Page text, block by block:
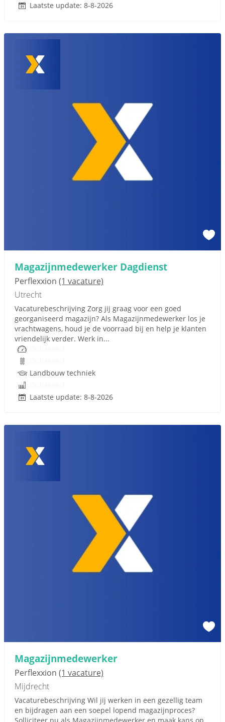
Laatste update: 8-8-2026
Magazijnmedewerker Dagdienst
Perflexxion (1 vacature)
Utrecht
Vacaturebeschrijving Zorg jij graag voor een goed
georganiseerd magazijn? Als Magazijnmedewerker los je
vrachtwagens, houd je de voorraad bij en help je klanten
vriendelijk verder. Werk in...
Landbouw techniek
Laatste update: 8-8-2026
Magazijnmedewerker
Perflexxion (1 vacature)
Mijdrecht
Vacaturebeschrijving Wil jij werken in een gezellig team
en bijdragen aan een soepel lopend magazijnproces?